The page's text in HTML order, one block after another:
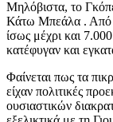
Μηλόβιστα, το
Κάτω Μπεάλα . Από
ίσως μέχρι και
κατέφυγαν και
Φαίνεται πως τα
είχαν πολιτικές
ουσιαστικών